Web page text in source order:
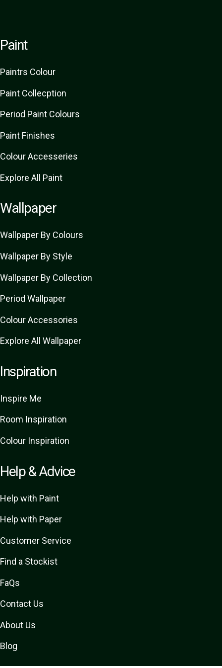
Paint
Paintrs Colour
Paint Collecption
Period Paint Colours
Paint Finishes
Colour Accesseries
Explore All Paint
Wallpaper
Wallpaper By Colours
Wallpaper By Style
Wallpaper By Collection
Period Wallpaper
Colour Accessories
Explore All Wallpaper
Inspiration
Inspire Me
Room Inspiration
Colour Inspiration
Help & Advice
Help with Paint
Help with Paper
Customer Service
Find a Stockist
FaQs
Contact Us
About Us
Blog